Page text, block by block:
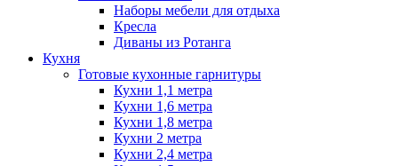
Наборы мебели для отдыха
Кресла
Диваны из Ротанга
Кухня
Готовые кухонные гарнитуры
Кухни 1,1 метра
Кухни 1,6 метра
Кухни 1,8 метра
Кухни 2 метра
Кухни 2,4 метра